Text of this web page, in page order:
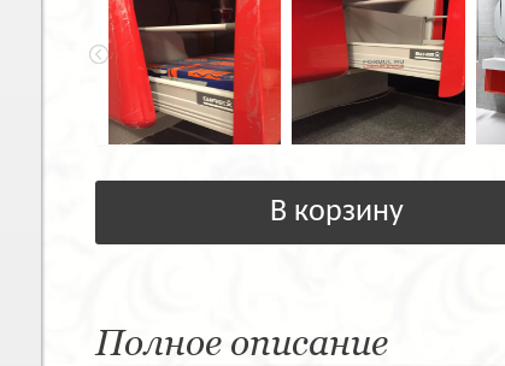
В корзину
Полное описание